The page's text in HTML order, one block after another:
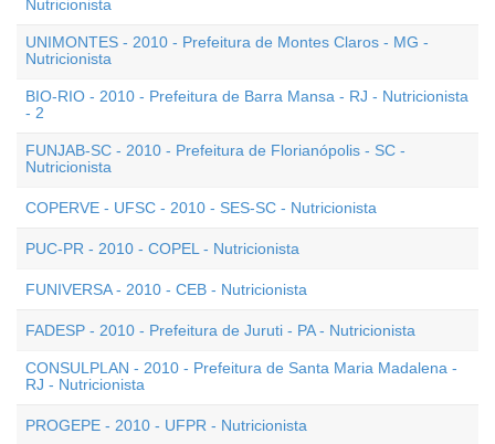
Nutricionista
UNIMONTES - 2010 - Prefeitura de Montes Claros - MG -
Nutricionista
BIO-RIO - 2010 - Prefeitura de Barra Mansa - RJ - Nutricionista
- 2
FUNJAB-SC - 2010 - Prefeitura de Florianópolis - SC -
Nutricionista
COPERVE - UFSC - 2010 - SES-SC - Nutricionista
PUC-PR - 2010 - COPEL - Nutricionista
FUNIVERSA - 2010 - CEB - Nutricionista
FADESP - 2010 - Prefeitura de Juruti - PA - Nutricionista
CONSULPLAN - 2010 - Prefeitura de Santa Maria Madalena -
RJ - Nutricionista
PROGEPE - 2010 - UFPR - Nutricionista